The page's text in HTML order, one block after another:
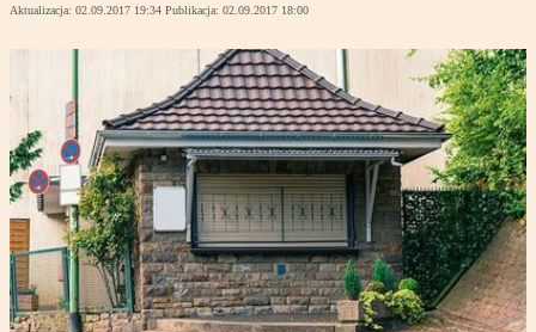
Aktualizacja: 02.09.2017 19:34 Publikacja: 02.09.2017 18:00